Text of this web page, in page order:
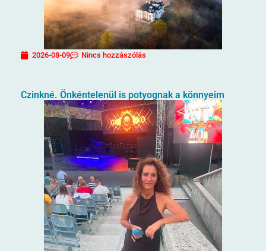
2026-08-09 Nincs hozzászólás
Czinkné. Önkéntelenül is potyognak a könnyeim